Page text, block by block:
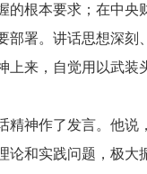
的根本要求；在中央
署。讲话思想深刻
上来，自觉用以武装
神作了发言。他说
论和实践问题，极大